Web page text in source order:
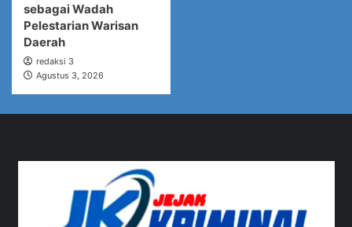
sebagai Wadah
Pelestarian Warisan
Daerah
redaksi 3
Agustus 3, 2026